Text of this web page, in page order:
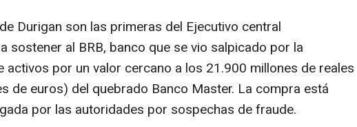
Durigan son las primeras del Ejecutivo central
sostener al BRB, banco que se vio salpicado por la
activos por un valor cercano a los 21.900 millones de reales
de euros) del quebrado Banco Master. La compra está
por las autoridades por sospechas de fraude.